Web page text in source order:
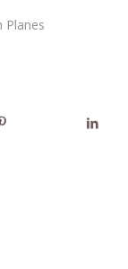
Planes